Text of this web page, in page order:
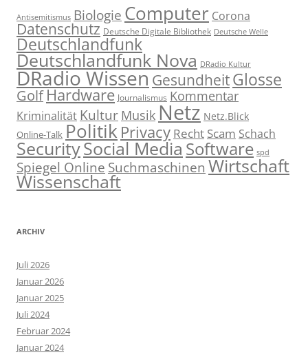
Antisemitismus Biologie Computer Corona
Datenschutz Deutsche Digitale Bibliothek Deutsche Welle
Deutschlandfunk
Deutschlandfunk Nova DRadio Kultur
DRadio WissenGesundheitGlosse
GolfHardware Journalismus Kommentar
Kriminalität Kultur Musik Netz Netz.Blick
Online-Talk Politik Privacy Recht Scam Schach
SecuritySocial Media Software spd
Spiegel Online Suchmaschinen Wirtschaft
Wissenschaft
ARCHIV
Juli 2026
Januar 2026
Januar 2025
Juli 2024
Februar 2024
Januar 2024